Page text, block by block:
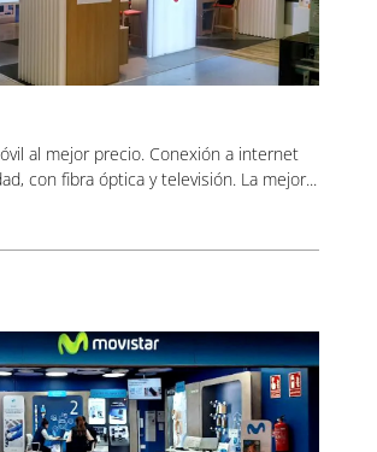
al mejor precio. Conexión a internet
con fibra óptica y televisión. La mejor...